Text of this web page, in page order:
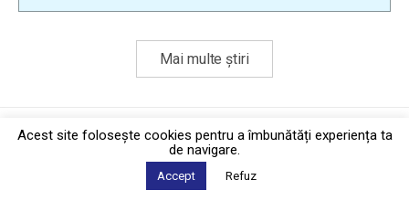
Mai multe știri
Politica de confidențialitate·Contact
2026 © Biziday
Acest site foloseşte cookies pentru a îmbunătăți experiența ta
de navigare.
Accept Refuz